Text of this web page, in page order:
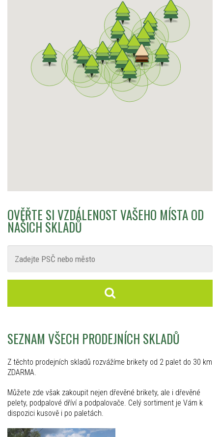
OVĚŘTE SI VZDÁLENOST VAŠEHO MÍSTA OD
NAŠICH SKLADŮ
SEZNAM VŠECH PRODEJNÍCH SKLADŮ
Z těchto prodejních skladů rozvážíme brikety od 2 palet do 30 km
ZDARMA.
Můžete zde však zakoupit nejen dřevěné brikety, ale i dřevěné
pelety, podpalové dříví a podpalovače. Celý sortiment je Vám k
dispozici kusově i po paletách.